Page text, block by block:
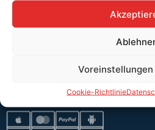
Voreinstellungen
Cookie-Richtlinie
Rücknahmen & Gewährleistung
Sicher bezahlen